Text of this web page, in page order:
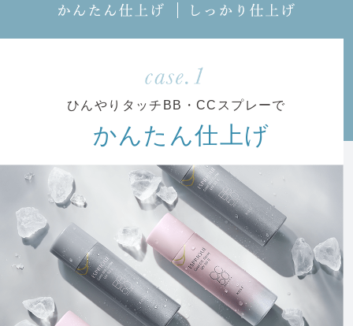
か
ん
仕
し
っ
仕
ひんやりタッチBB・CCスプレーで
かんたん仕上げ